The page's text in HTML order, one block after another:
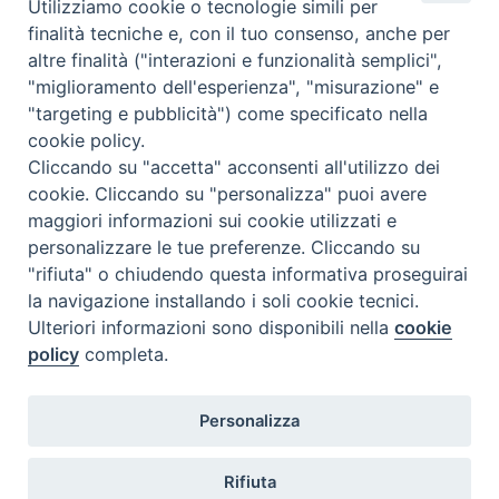
2021: LA LEADERSHIP FEMMINILE NELLE RELIGIONI OGGI ,SEMINARIO
INTERRELIGIOSO
20 MARZO 2021
Lezione 10 Marzo 2021
2021: LA LEADERSHIP FEMMINILE NELLE RELIGIONI OGGI
SEMINARIO
INTERRELIGIOSO
8 MARZO 2021
Lezione 3 Marzo 2021
2021: LA LEADERSHIP FEMMINILE NELLE RELIGIONI OGGI,SEMINARIO
INTERRELIGIOSO
26 FEBBRAIO 2021
Lezione 24 Febbraio 2021
Utilizziamo cookie o tecnologie simili per
finalità tecniche e, con il tuo consenso, anche per
altre finalità ("interazioni e funzionalità semplici",
"miglioramento dell'esperienza", "misurazione" e
"targeting e pubblicità") come specificato nella
cookie policy.
Cliccando su "accetta" acconsenti all'utilizzo dei
cookie. Cliccando su "personalizza" puoi avere
maggiori informazioni sui cookie utilizzati e
personalizzare le tue preferenze. Cliccando su
"rifiuta" o chiudendo questa informativa proseguirai
la navigazione installando i soli cookie tecnici.
Ulteriori informazioni sono disponibili nellacookie
policy completa.
Personalizza
Rifiuta